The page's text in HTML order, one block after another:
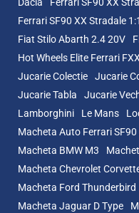
Dacia
Ferrari SF90 XX
Ferrari SF90 XX Stradale
Fiat Stilo Abarth 2.4 20V
Hot Wheels Elite Ferrari
Jucarie Colectie
Jucarie
Jucarie Tabla
Jucarie
Lamborghini
Le Mans
Macheta Auto Ferrari
Macheta BMW M3
Macheta Chevrolet
Macheta Ford Thunderbird
Macheta Jaguar D Type